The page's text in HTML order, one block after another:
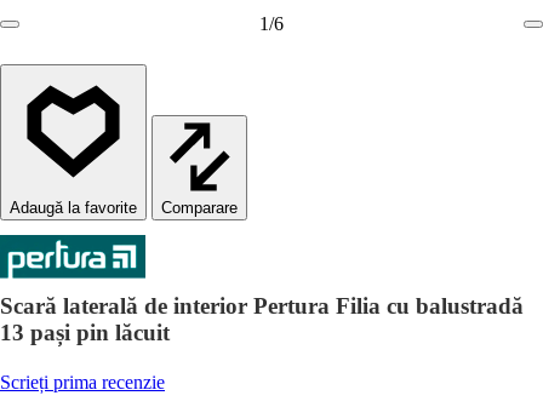
1/6
Comparare
Scară laterală de interior Pertura Filia cu balustradă
13 pași pin lăcuit
Scrieți prima recenzie